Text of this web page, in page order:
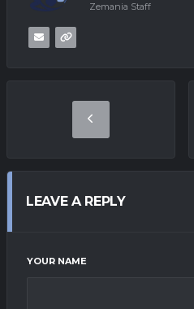
Zemania Staff
LEAVE A REPLY
YOUR NAME